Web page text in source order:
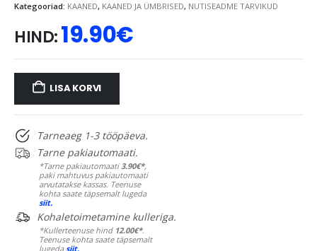
Kategooriad: KAANED, KAANED JA ÜMBRISED, NUTISEADME TARVIKUD
HIND:19.90€
LISA KORVI
Tarneaeg 1-3 tööpäeva.
Tarne pakiautomaati.
*Tarne pakiautomaati3.90€*,
paki mahtuvus pakiautomaati
arvutatakse kassas. Teenuse
kohta saate täpsemalt lugeda
siit.
Kohaletoimetamine kulleriga.
*Kullerteenuse hind 12.00€*.
Teenuse kohta saate täpsemalt
lugedasiit.